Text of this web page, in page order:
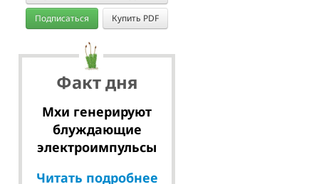
Подписаться Купить PDF
Факт дня
Мхи генерируют
блуждающие
электроимпульсы
Читать подробнее